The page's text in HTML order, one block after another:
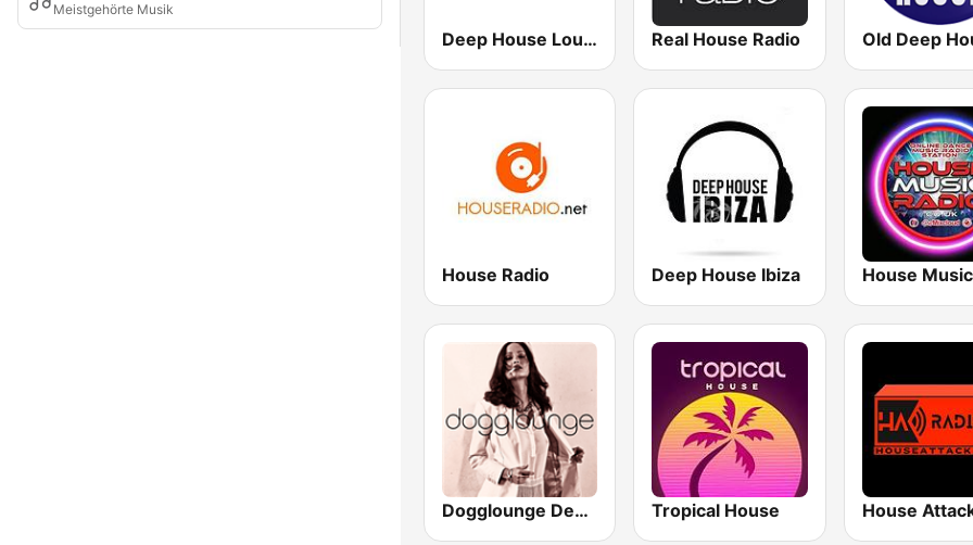
Meistgehörte Musik
Deep House Lounge Real House Radio
House Radio Deep House Ibiza
Dogglounge Deep House Radio Tropical House